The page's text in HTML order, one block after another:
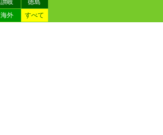
讃岐
徳島
海外 すべて